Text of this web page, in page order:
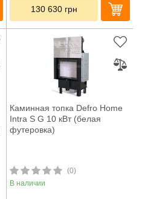
130 630 грн
Каминная топка Defro Home
Intra S G 10 кВт (белая
футеровка)
(0)
В наличии